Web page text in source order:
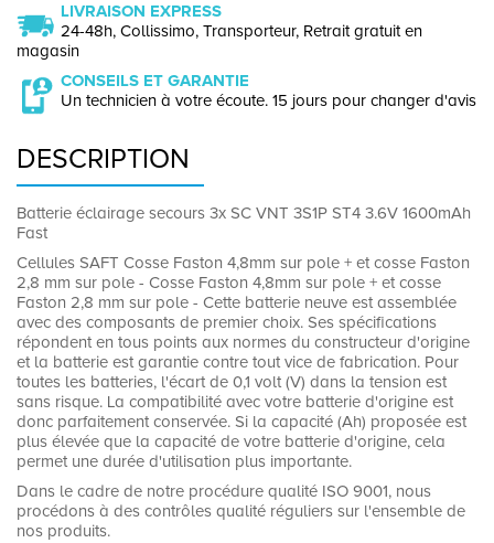
LIVRAISON EXPRESS
24-48h, Collissimo, Transporteur, Retrait gratuit en
magasin
CONSEILS ET GARANTIE
Un technicien à votre écoute. 15 jours pour changer d'avis
DESCRIPTION
Batterie éclairage secours 3x SC VNT 3S1P ST4 3.6V 1600mAh
Fast
Cellules SAFT Cosse Faston 4,8mm sur pole + et cosse Faston
2,8 mm sur pole - Cosse Faston 4,8mm sur pole + et cosse
Faston 2,8 mm sur pole - Cette batterie neuve est assemblée
avec des composants de premier choix. Ses spécifications
répondent en tous points aux normes du constructeur d'origine
et la batterie est garantie contre tout vice de fabrication. Pour
toutes les batteries, l'écart de 0,1 volt (V) dans la tension est
sans risque. La compatibilité avec votre batterie d'origine est
donc parfaitement conservée. Si la capacité (Ah) proposée est
plus élevée que la capacité de votre batterie d'origine, cela
permet une durée d'utilisation plus importante.
Dans le cadre de notre procédure qualité ISO 9001, nous
procédons à des contrôles qualité réguliers sur l'ensemble de
nos produits.